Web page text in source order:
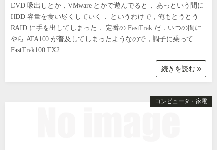
DVD 吸出しとか，VMware とかで遊んでると， あっという間に
HDD 容量を食い尽くしていく． というわけで，俺もとうとう
RAID に手を出してしまった． 定番の FastTrak だ．いつの間に
やら ATA100 が普及してしまったようなので，調子に乗って
FastTrak100 TX2…
続きを読む
コンピュータ・家電